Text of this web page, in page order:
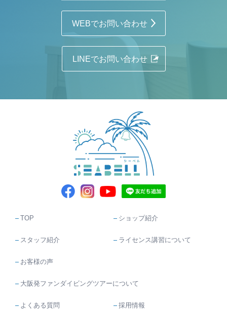
WEBでお問い合わせ
LINEでお問い合わせ
TOP ショップ紹介
スタッフ紹介 ライセンス講習について
お客様の声
大阪発ファンダイビングツアーについて
よくある質問 採用情報